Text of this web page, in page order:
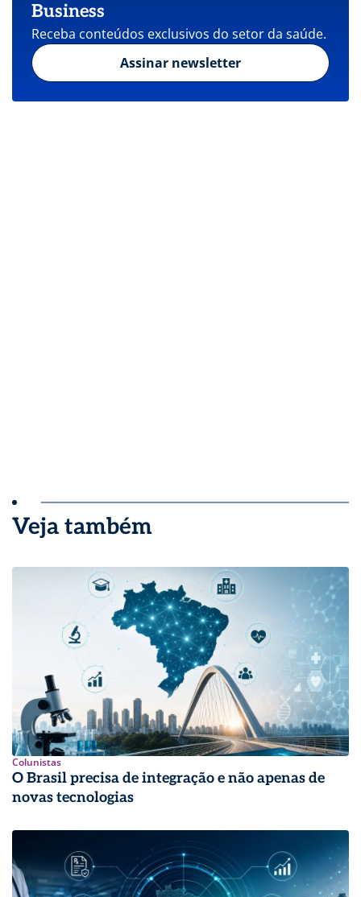
Business
Receba conteúdos exclusivos do setor da saúde.
Assinar newsletter
Veja também
Colunistas
O Brasil precisa de integração e não apenas de
novas tecnologias